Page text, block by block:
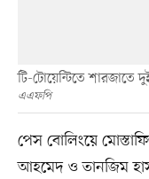
টি-টোয়েন্টিতে শারজাতে
এএফপি
পেস বোলিংয়ে
আহমেদ ও তানজিম